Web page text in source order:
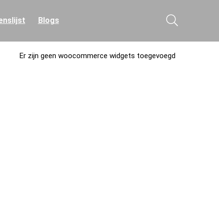
Blogs
Er zijn geen woocommerce widgets toegevoegd